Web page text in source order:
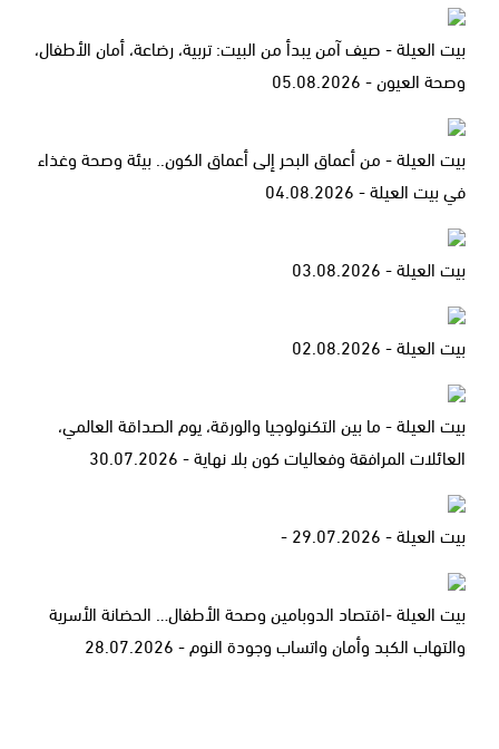
بيت العيلة - صيف آمن يبدأ من البيت: تربية، رضاعة، أمان الأطفال،
وصحة العيون - 05.08.2026
بيت العيلة - من أعماق البحر إلى أعماق الكون.. بيئة وصحة وغذاء
في بيت العيلة - 04.08.2026
بيت العيلة - 03.08.2026
بيت العيلة - 02.08.2026
بيت العيلة - ما بين التكنولوجيا والورقة، يوم الصداقة العالمي،
العائلات المرافقة وفعاليات كون بلا نهاية - 30.07.2026
بيت العيلة - 29.07.2026 -
بيت العيلة -اقتصاد الدوبامين وصحة الأطفال… الحضانة الأسرية
والتهاب الكبد وأمان واتساب وجودة النوم - 28.07.2026